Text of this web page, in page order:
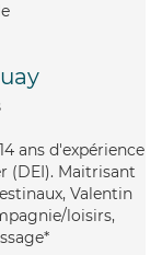
ans d'expérience
(DEI). Maitrisant
Valentin
loisirs,